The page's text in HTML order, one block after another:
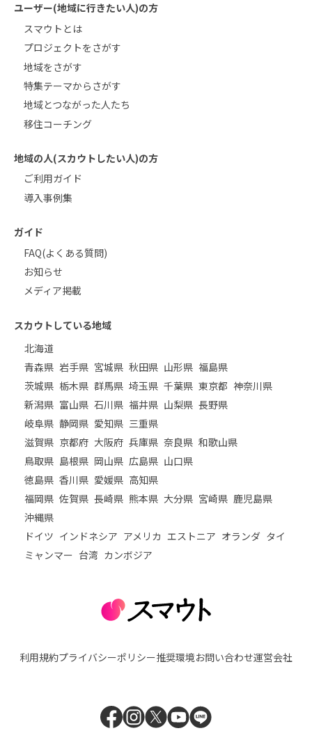
ユーザー(地域に行きたい人)の方
スマウトとは
プロジェクトをさがす
地域をさがす
特集テーマからさがす
地域とつながった人たち
移住コーチング
地域の人(スカウトしたい人)の方
ご利用ガイド
導入事例集
ガイド
FAQ(よくある質問)
お知らせ
メディア掲載
スカウトしている地域
北海道
青森県 岩手県 宮城県 秋田県 山形県 福島県
茨城県 栃木県 群馬県 埼玉県 千葉県 東京都 神奈川県
新潟県 富山県 石川県 福井県 山梨県 長野県
岐阜県 静岡県 愛知県 三重県
滋賀県 京都府 大阪府 兵庫県 奈良県 和歌山県
鳥取県 島根県 岡山県 広島県 山口県
徳島県 香川県 愛媛県 高知県
福岡県 佐賀県 長崎県 熊本県 大分県 宮崎県 鹿児島県
沖縄県
ドイツ インドネシア アメリカ エストニア オランダ タイ
ミャンマー 台湾 カンボジア
利用規約プライバシーポリシー推奨環境お問い合わせ運営会社